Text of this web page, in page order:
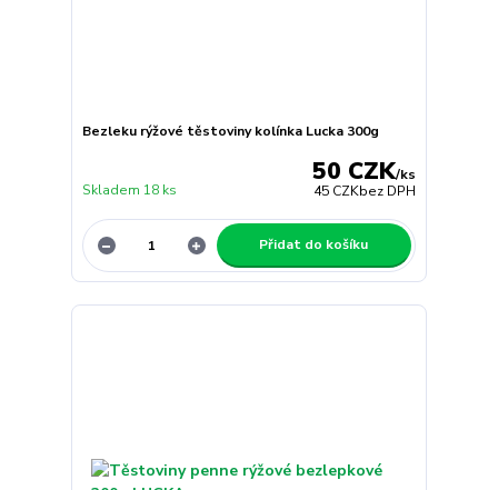
Bezleku rýžové těstoviny kolínka Lucka 300g
50 CZK/ks
45 CZKbez DPH
Skladem 18 ks
Přidat do košíku